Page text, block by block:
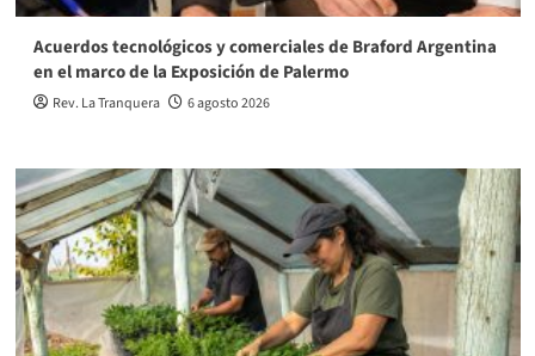
Acuerdos tecnológicos y comerciales de Braford Argentina
en el marco de la Exposición de Palermo
Rev. La Tranquera 6 agosto 2026